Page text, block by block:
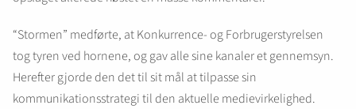
“Stormen” medførte, at Konkurrence- og Forbrugerstyrelsen
tog tyren ved hornene, og gav alle sine kanaler et gennemsyn.
Herefter gjorde den det til sit mål at tilpasse sin
kommunikationsstrategi til den aktuelle medievirkelighed.